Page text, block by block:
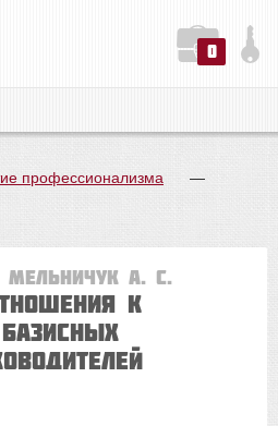
0
профессионализма
—
Мельничук А. С.
К